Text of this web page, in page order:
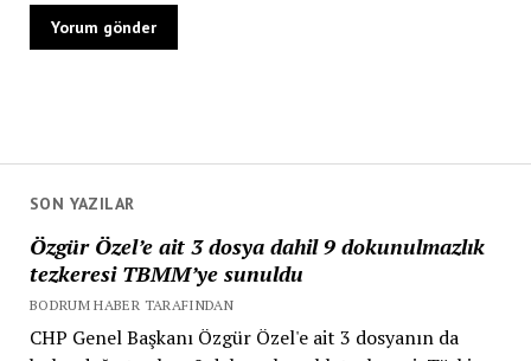
SON YAZILAR
Özgür Özel’e ait 3 dosya dahil 9 dokunulmazlık
tezkeresi TBMM’ye sunuldu
BODRUM HABER TARAFINDAN
CHP Genel Başkanı Özgür Özel'e ait 3 dosyanın da